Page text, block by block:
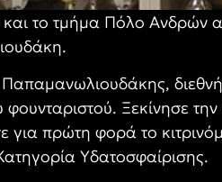
το τμήμα Πόλο Ανδρών
διεθνής
φουνταριστού. Ξεκίνησε
πρώτη φορά το
Υδατοσφαίρισης.